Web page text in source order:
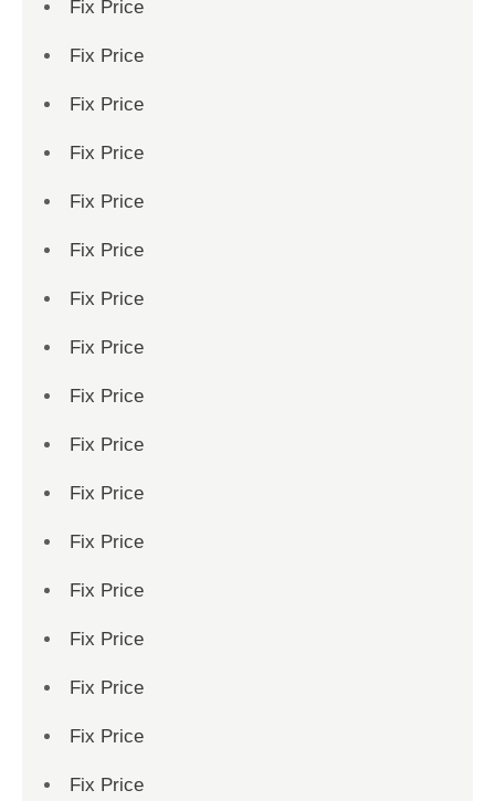
Fix Price
Fix Price
Fix Price
Fix Price
Fix Price
Fix Price
Fix Price
Fix Price
Fix Price
Fix Price
Fix Price
Fix Price
Fix Price
Fix Price
Fix Price
Fix Price
Fix Price